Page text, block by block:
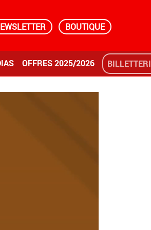
BOUTIQUE
OFFRES 2025/2026